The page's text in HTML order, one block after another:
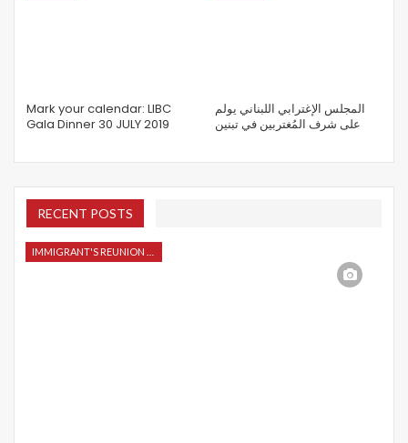
Mark your calendar: LIBC
Gala Dinner 30 JULY 2019
المجلس الإغترابي اللبناني يولم
على شرف المُغتربين في تبنين
RECENT POSTS